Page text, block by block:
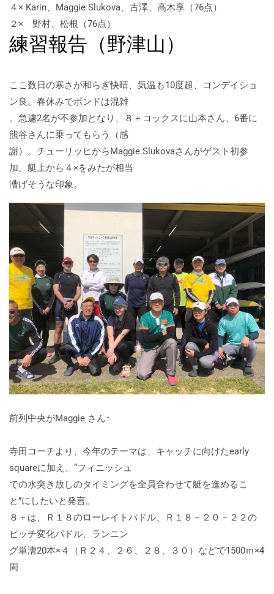
４× Karin、Maggie Slukova、古澤、高木享（76点）
２× 野村、松根（76点）
練習報告（野津山）
ここ数日の寒さが和らぎ快晴、気温も10度超、コンデイショ
ン良。春休みでポンドは混雑
。急遽2名が不参加となり、８＋コックスに山本さん、6番に
熊谷さんに乗ってもらう（感
謝）。チューリッヒからMaggie Slukovaさんがゲスト初参
加。艇上から４×をみたが相当
漕げそうな印象。
前列中央がMaggie さん↑
寺田コーチより、今年のテーマは、キャッチに向けたearly
squareに加え、“フィニッシュ
での水突き放しのタイミングを全員合わせて艇を進めるこ
と”にしたいと発言。
８＋は、Ｒ１８のローレイトパドル、Ｒ１８－２０－２２の
ピッチ変化パドル、ランニン
グ単漕20本×４（Ｒ２４、２６、２８、３０）などで1500ｍ×4
周